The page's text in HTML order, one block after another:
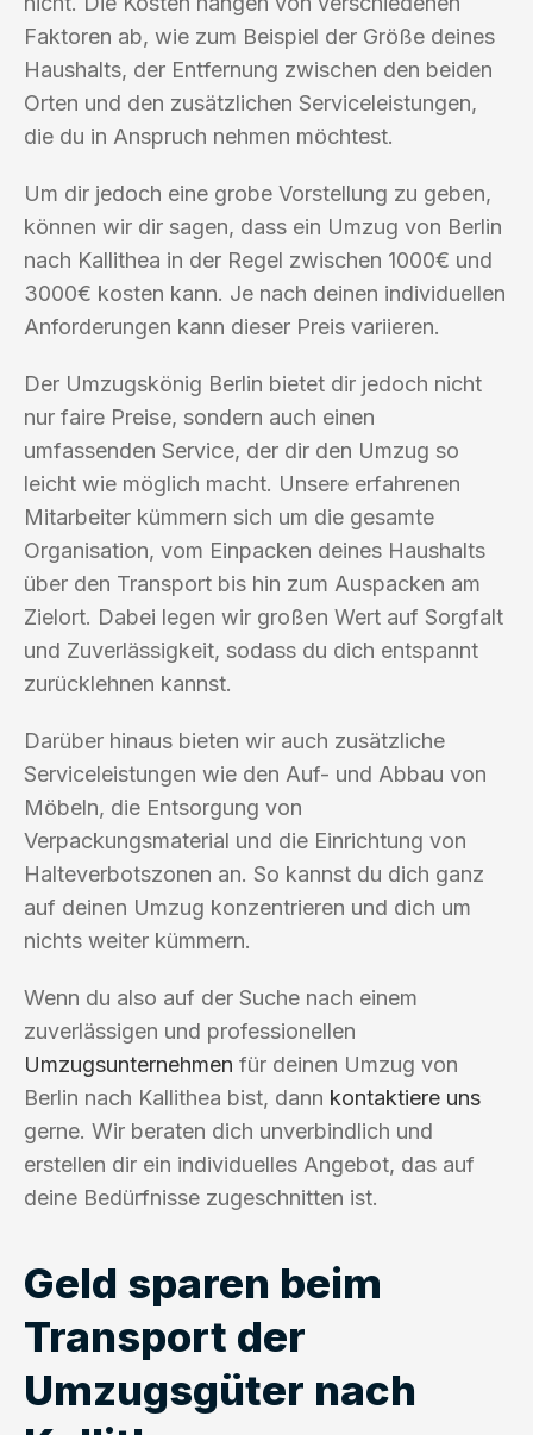
Faktoren ab, wie zum Beispiel der Größe deines
Haushalts, der Entfernung zwischen den beiden
Orten und den zusätzlichen Serviceleistungen,
die du in Anspruch nehmen möchtest.
Um dir jedoch eine grobe Vorstellung zu geben,
können wir dir sagen, dass ein Umzug von Berlin
nach Kallithea in der Regel zwischen 1000€ und
3000€ kosten kann. Je nach deinen individuellen
Anforderungen kann dieser Preis variieren.
Der Umzugskönig Berlin bietet dir jedoch nicht
nur faire Preise, sondern auch einen
umfassenden Service, der dir den Umzug so
leicht wie möglich macht. Unsere erfahrenen
Mitarbeiter kümmern sich um die gesamte
Organisation, vom Einpacken deines Haushalts
über den Transport bis hin zum Auspacken am
Zielort. Dabei legen wir großen Wert auf Sorgfalt
und Zuverlässigkeit, sodass du dich entspannt
zurücklehnen kannst.
Darüber hinaus bieten wir auch zusätzliche
Serviceleistungen wie den Auf- und Abbau von
Möbeln, die Entsorgung von
Verpackungsmaterial und die Einrichtung von
Halteverbotszonen an. So kannst du dich ganz
auf deinen Umzug konzentrieren und dich um
nichts weiter kümmern.
Wenn du also auf der Suche nach einem
zuverlässigen und professionellen
Umzugsunternehmen für deinen Umzug von
Berlin nach Kallithea bist, dann kontaktiere uns
gerne. Wir beraten dich unverbindlich und
erstellen dir ein individuelles Angebot, das auf
deine Bedürfnisse zugeschnitten ist.
Geld sparen beim
Transport der
Umzugsgüter nach